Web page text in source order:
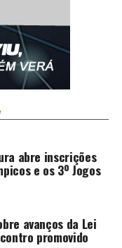
abre inscrições
e os 3º Jogos
avanços da Lei
promovido